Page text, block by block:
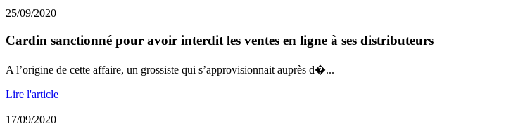
25/09/2020
Cardin sanctionné pour avoir interdit les ventes en ligne à ses distributeurs
A l’origine de cette affaire, un grossiste qui s’approvisionnait auprès d�...
Lire l'article
17/09/2020